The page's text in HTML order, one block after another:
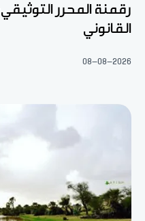
رقمنة المحرر
القانوني
08-08-2026